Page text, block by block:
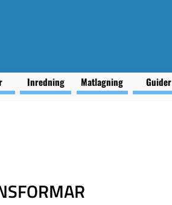
Inredning Matlagning Guider